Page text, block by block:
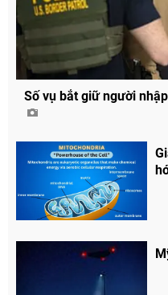
Số vụ bắt giữ người